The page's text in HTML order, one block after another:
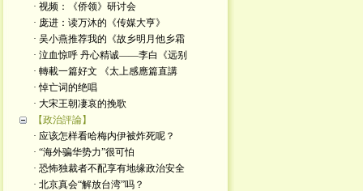
· 视频：《侨领》研讨会
· 庞进：读万沐的《传媒大亨》
· 吴小燕推荐我的《故乡明月他乡霜
· 泣血惊呼 丹心精诚——李白《远别
· 轉載一篇好文 《太上感應篇直講
· 悼亡词的绝唱
· 大宋王朝凄哀的挽歌
【政治評論】
· 应该怎样看哈梅内伊被炸死呢？
· “海外骗华势力”很可怕
· 恐怖独裁者不配享有地缘政治安全
· 北京真会“解放台湾”吗？